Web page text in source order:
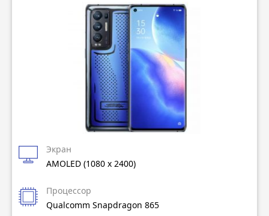
Экран
AMOLED (1080 x 2400)
Процессор
Qualcomm Snapdragon 865